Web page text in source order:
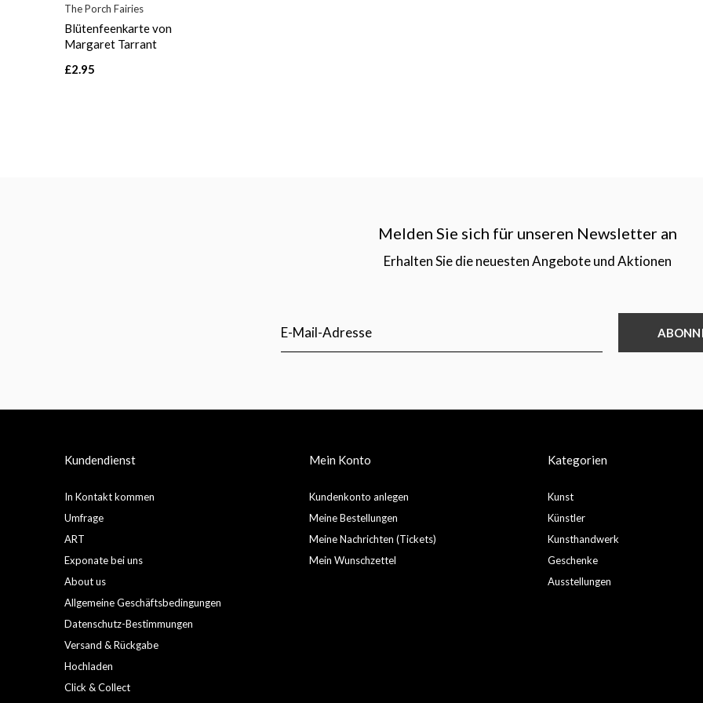
The Porch Fairies
Blütenfeenkarte von
Margaret Tarrant
£2.95
Melden Sie sich für unseren Newsletter an
Erhalten Sie die neuesten Angebote und Aktionen
Kundendienst
In Kontakt kommen
Umfrage
ART
Exponate bei uns
About us
Allgemeine Geschäftsbedingungen
Datenschutz-Bestimmungen
Versand & Rückgabe
Hochladen
Click & Collect
Mein Konto
Kundenkonto anlegen
Meine Bestellungen
Meine Nachrichten (Tickets)
Mein Wunschzettel
Kategorien
Kunst
Künstler
Kunsthandwerk
Geschenke
Ausstellungen